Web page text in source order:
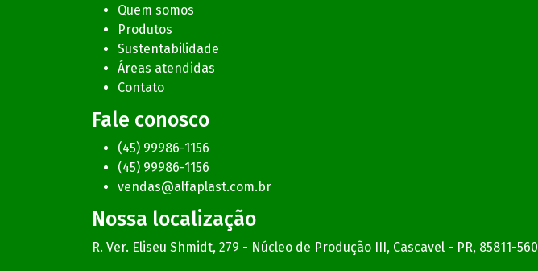
Quem somos
Produtos
Sustentabilidade
Áreas atendidas
Contato
Fale conosco
(45) 99986-1156
(45) 99986-1156
vendas@alfaplast.com.br
Nossa localização
R. Ver. Eliseu Shmidt, 279 - Núcleo de Produção III, Cascavel - PR, 85811-560